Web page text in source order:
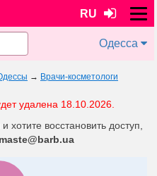
RU
Одесса
→ Врачи-косметологи
удалена 18.10.2026.
восстановить доступ,